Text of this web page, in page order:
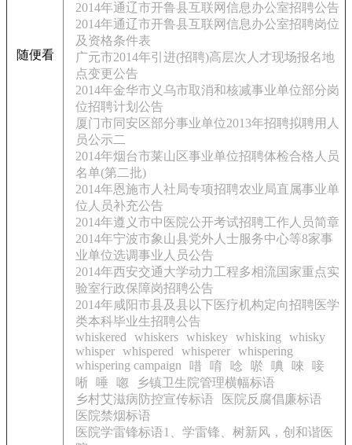
随便看
2014年通辽市开鲁县互联网信息办公室招聘公告
2014年通辽市开鲁县互联网信息办公室招聘岗位
及资格条件表
广元市2014年引进(招聘)高层次人才现场报名地
点变更公告
2014年金华市义乌市取消和核减事业单位部分岗
位招聘计划公告
厦门市同安区部分事业单位2013年招聘拟聘用人
员公示二
2014年烟台市莱山区事业单位招聘体检合格人员
名单(第二批)
2014年恩施市人社局专项招聘农业局直属事业单
位人员补充公告
2014年遵义市中医院公开考试招聘工作人员简章
2014年宁波市象山县党外人士服务中心等8家事
业单位选调事业人员公告
2014年西安交通大学动力工程多相流国家重点实
验室行政保障岗招聘公告
2014年咸阳市县及县以下医疗机构定向招聘医学
类本科毕业生招聘公告
whiskered
whiskers whiskey whisking
whisky
whisper whispered whisperer whispering
whispering campaign
唶 唷 唸 唹 唺 唻
唼
唽
唾 唿
乡镇卫生院管理横幅标语
乡村艾滋病防控宣传标语
医院反腐倡廉标语
医院禁烟标语
医院学雷锋标语1、学雷锋、树新风，创和谐医